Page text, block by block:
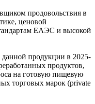
продовольствия в
ценовой
ЕАЭС и высокой
продукции в 2025-
продуктов,
на готовую пищевую
торговых марок (private